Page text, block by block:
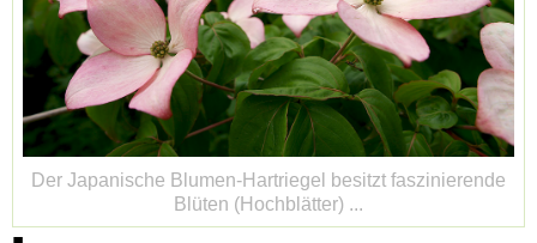
Der Japanische Blumen-Hartriegel besitzt faszinierende
Blüten (Hochblätter) ...